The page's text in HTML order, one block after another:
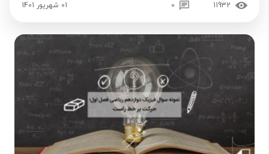
11932
0 01 شهریور 1401